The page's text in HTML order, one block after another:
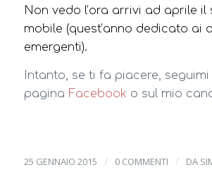
Non vedo l’ora arrivi ad aprile il
mobile (quest’anno dedicato ai
emergenti).
Intanto, se ti fa piacere, seguimi
pagina Facebook o sul mio
25 GENNAIO 2015 / 0 COMMENTI / DA